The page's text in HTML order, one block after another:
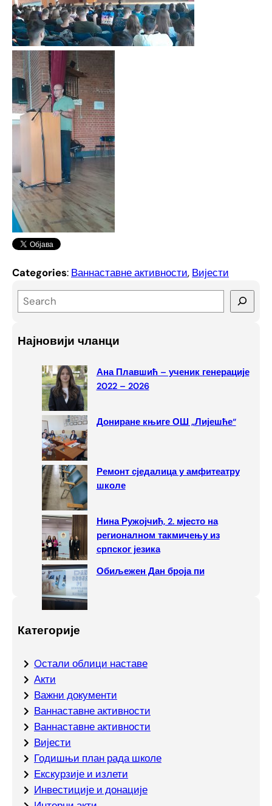
Categories: Ваннаставне активности, Вијести
e
rНајновији чланци
Ана Плавшић – ученик генерације
2022 – 2026
Дониране књиге ОШ „Лијешће“
Ремонт сједалица у амфитеатру
школе
Нина Ружојчић, 2. мјесто на
регионалном такмичењу из
српског језика
Обиљежен Дан броја пи
Категорије
Oстали облици наставе
Акти
Важни документи
Ваннаставне активности
Ваннаставне активности
Вијести
Годишњи план рада школе
Екскурзије и излети
Инвестиције и донације